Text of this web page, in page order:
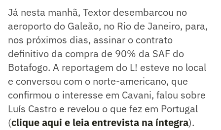
Já nesta manhã, Textor desembarcou no
aeroporto do Galeão, no Rio de Janeiro, para,
nos próximos dias, assinar o contrato
definitivo da compra de 90% da SAF do
Botafogo. A reportagem do L! esteve no local
e conversou com o norte-americano, que
confirmou o interesse em Cavani, falou sobre
Luís Castro e revelou o que fez em Portugal
(clique aqui e leia entrevista na íntegra).